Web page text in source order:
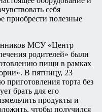
себя
приобрести полезные
МСУ «Центр
родителей» были
пищи в рамках
В пятницу, 23
приготовления торта без
брать для его
продукты и
чтобы получился